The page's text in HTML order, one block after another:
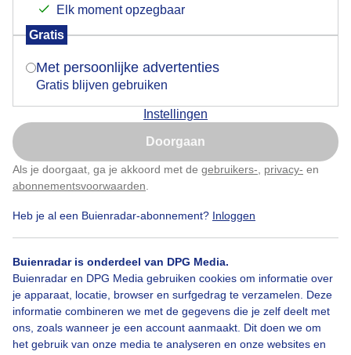
Elk moment opzegbaar
Gratis
Met persoonlijke advertenties
Gratis blijven gebruiken
Instellingen
Doorgaan
Als je doorgaat, ga je akkoord met de gebruikers- privacy- en
abonnementsvoorwaarden
Heb je al een Buienradar-abonnement? Inloggen
Buienradar is onderdeel van DPG Media.
Buienradar en DPG Media gebruiken cookies om informatie over
je apparaat, locatie, browser en surfgedrag te verzamelen. Deze
informatie combineren we met de gegevens die je zelf deelt met
ons, zoals wanneer je een account aanmaakt. Dit doen we om
het gebruik van onze media te analyseren en onze websites en
Grijs in Haarlem vandaag
Door: Jos Hendriks Gemaakt: 10-11-2025, 77x bekeken
Grijs Herfst Wolken
Is goed, toon de popup
Nu niet, misschien later
Klik hierom dit aan te passen